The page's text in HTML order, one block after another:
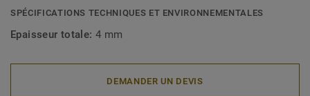
SPÉCIFICATIONS TECHNIQUES ET ENVIRONNEMENTALES
Epaisseur totale: 4 mm
DEMANDER UN DEVIS